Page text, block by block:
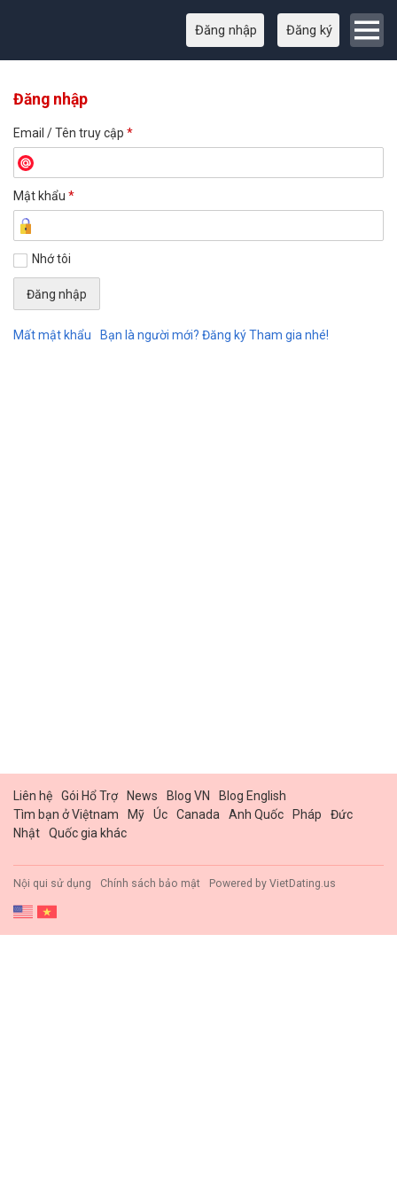
Đăng nhập Đăng ký
Đăng nhập
Email / Tên truy cập *
Mật khẩu *
Nhớ tôi
Mất mật khẩu Bạn là người mới? Đăng ký Tham gia nhé!
Liên hệ Gói Hổ Trợ News Blog VN
Blog English
Tìm bạn ở Việtnam
Mỹ Úc Canada Anh Quốc Pháp
Đức
Nhật
Quốc gia khác
Nội qui sử dụng Chính sách bảo mật Powered by VietDating.us